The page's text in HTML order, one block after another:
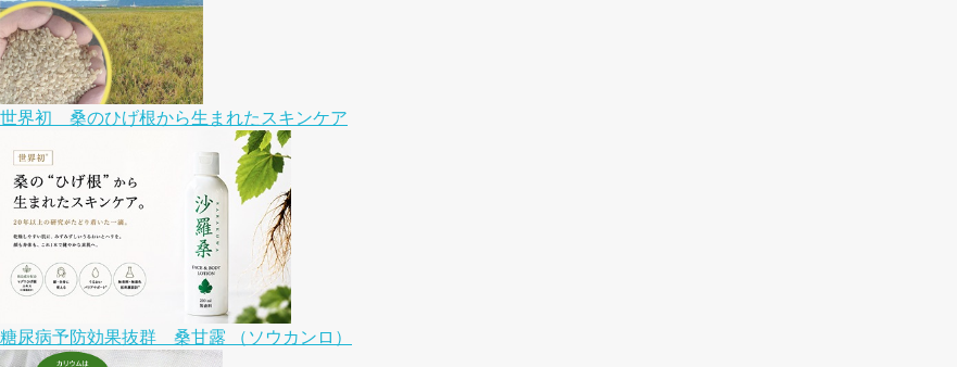
世界初 桑のひげ根から生まれたスキンケア
糖尿病予防効果抜群 桑甘露 （ソウカンロ）